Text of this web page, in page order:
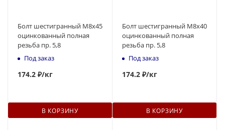
Болт шестигранный М8x45
оцинкованный полная
резьба пр. 5,8
Под заказ
174.2 ₽/кг
В КОРЗИНУ
Болт шестигранный М8x40
оцинкованный полная
резьба пр. 5,8
Под заказ
174.2 ₽/кг
В КОРЗИНУ